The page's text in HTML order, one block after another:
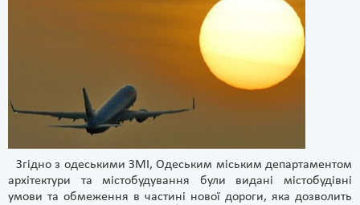
Згідно з одеськими ЗМІ, Одеським міським департаментом
архітектури та містобудування були видані містобудівні
умови та обмеження в частині нової дороги, яка дозволить